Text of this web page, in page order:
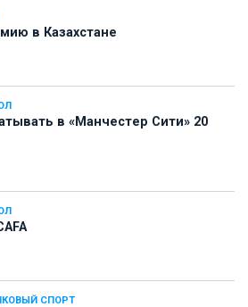
в Казахстане
в «Манчестер Сити» 20
СПОРТ